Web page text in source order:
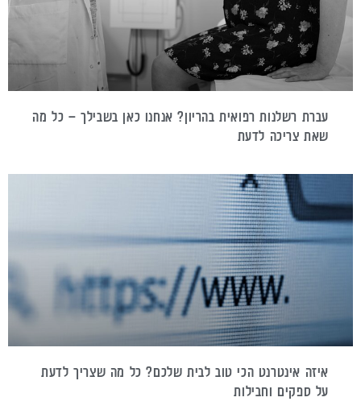
עברת רשלנות רפואית בהריון? אנחנו כאן בשבילך – כל מה
שאת צריכה לדעת
איזה אינטרנט הכי טוב לבית שלכם? כל מה שצריך לדעת
על ספקים וחבילות